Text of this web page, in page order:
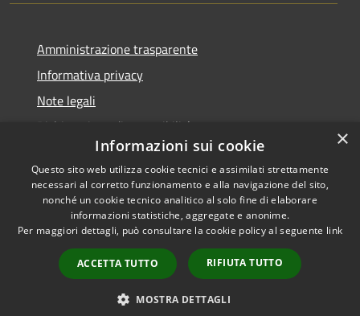
Amministrazione trasparente
Informativa privacy
Note legali
Dichiarazione di accessibilità
Accessibilità
Mappa del sito
Copyright © 2025 •
Comune di Castelfranco
Piandiscò • Powered by
Municipium•
Accesso
redazione
×
Informazioni sui cookie
Questo sito web utilizza cookie tecnici e assimilati strettamente
necessari al corretto funzionamento e alla navigazione del sito,
nonché un cookie tecnico analitico al solo fine di elaborare
informazioni statistiche, aggregate e anonime.
Per maggiori dettagli, può consultare la cookie policy al seguente link
ACCETTA TUTTO RIFIUTA TUTTO
MOSTRA DETTAGLI